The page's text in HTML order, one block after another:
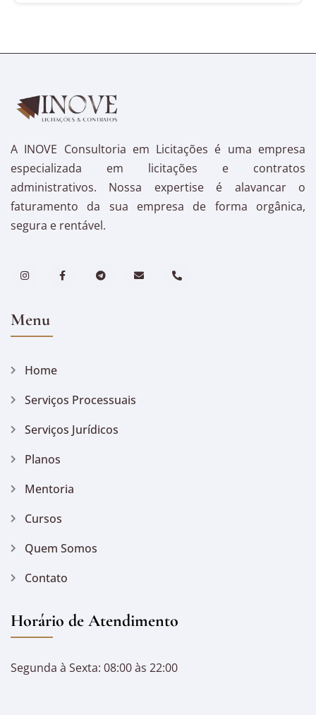
A INOVE Consultoria em Licitações é uma empresa
especializada em licitações e contratos
administrativos. Nossa expertise é alavancar o
faturamento da sua empresa de forma orgânica,
segura e rentável.
Menu
Home
Serviços Processuais
Serviços Jurídicos
Planos
Mentoria
Cursos
Quem Somos
Contato
Horário de Atendimento
Segunda à Sexta: 08:00 às 22:00